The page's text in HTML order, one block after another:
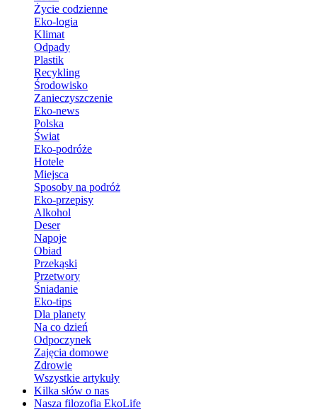
Życie codzienne
Eko-logia
Klimat
Odpady
Plastik
Recykling
Środowisko
Zanieczyszczenie
Eko-news
Polska
Świat
Eko-podróże
Hotele
Miejsca
Sposoby na podróż
Eko-przepisy
Alkohol
Deser
Napoje
Obiad
Przekąski
Przetwory
Śniadanie
Eko-tips
Dla planety
Na co dzień
Odpoczynek
Zajęcia domowe
Zdrowie
Wszystkie artykuły
Kilka słów o nas
Nasza filozofia EkoLife